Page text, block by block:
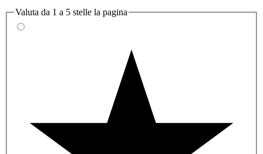
Valuta da 1 a 5 stelle la pagina